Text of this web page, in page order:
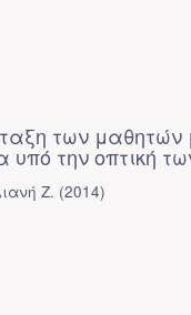
των μαθητών
υπό την οπτική
Ζ. (2014)